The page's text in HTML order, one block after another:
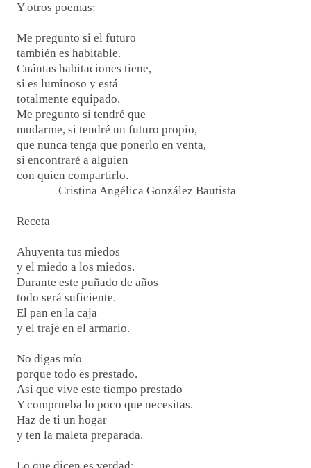
Y otros poemas:
Me pregunto si el futuro
también es habitable.
Cuántas habitaciones tiene,
si es luminoso y está
totalmente equipado.
Me pregunto si tendré que
mudarme, si tendré un futuro propio,
que nunca tenga que ponerlo en venta,
si encontraré a alguien
con quien compartirlo.
Cristina Angélica González Bautista
Receta
Ahuyenta tus miedos
y el miedo a los miedos.
Durante este puñado de años
todo será suficiente.
El pan en la caja
y el traje en el armario.
No digas mío
porque todo es prestado.
Así que vive este tiempo prestado
Y comprueba lo poco que necesitas.
Haz de ti un hogar
y ten la maleta preparada.